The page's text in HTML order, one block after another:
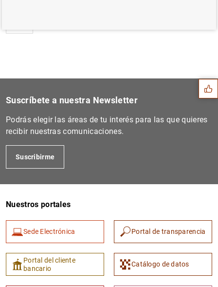
Sugerencias
1 2
Suscríbete a nuestra Newsletter
Podrás elegir las áreas de tu interés para las que quieres
recibir nuestras comunicaciones.
Suscribirme
Nuestros portales
Sede Electrónica Portal de transparencia
Portal del cliente
bancario
Catálogo de datos